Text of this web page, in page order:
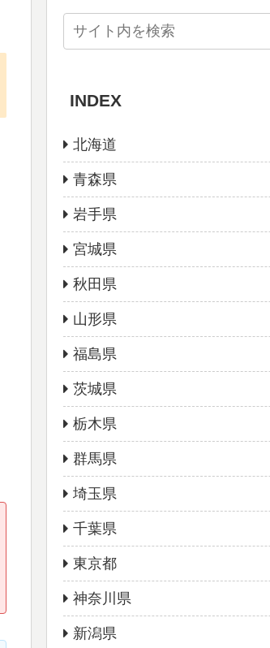
INDEX
北海道
青森県
岩手県
宮城県
秋田県
山形県
福島県
茨城県
栃木県
群馬県
埼玉県
千葉県
東京都
神奈川県
新潟県